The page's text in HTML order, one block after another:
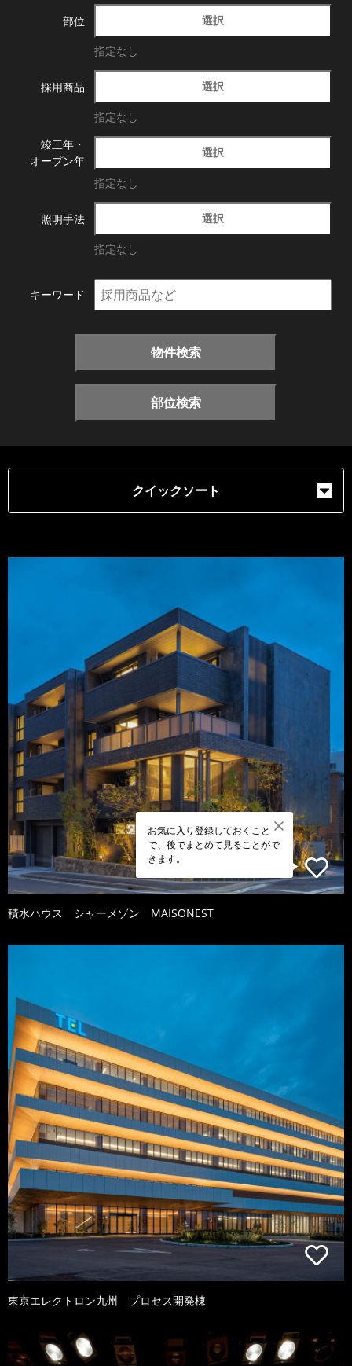
部位 選択
指定なし
採用商品 選択
指定なし
竣工年・
オープン年
選択
指定なし
照明手法 選択
指定なし
キーワード
物件検索
部位検索
クイックソート
お気に入り登録しておくこと
で、後でまとめて見ることがで
きます。
積水ハウス シャーメゾン MAISONEST
東京エレクトロン九州 プロセス開発棟